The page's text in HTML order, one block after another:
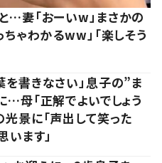
…妻「おーいw」まさかの
ちゃわかるww」「楽しそう
を書きなさい」息子の”ま
母「正解でよいでしょう
景に「声出して笑った
います」